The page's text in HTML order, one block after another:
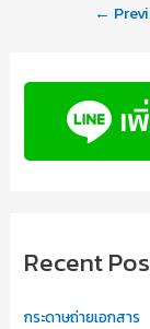
←
Recent
กระดาษถ่ายเอกสาร